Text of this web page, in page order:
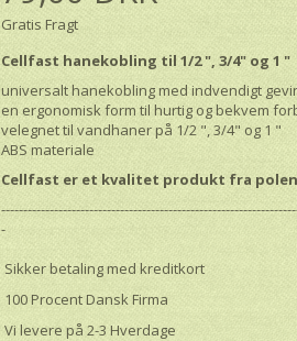
Gratis Fragt
Cellfast hanekobling til 1/2 ", 3/4" og 1 "
universalt hanekobling med indvendigt
en ergonomisk form til hurtig og bekvem
velegnet til vandhaner på 1/2 ", 3/4" og 1 "
ABS materiale
Cellfast er et kvalitet produkt fra
-
Sikker betaling med kreditkort
100 Procent Dansk Firma
Vi levere på 2-3 Hverdage